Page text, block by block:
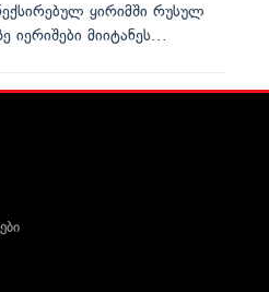
ყირიმში რუსულ
იერიშები მიიტანეს...